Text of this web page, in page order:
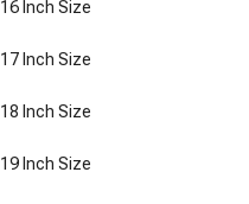
16 Inch Size
17 Inch Size
18 Inch Size
19 Inch Size